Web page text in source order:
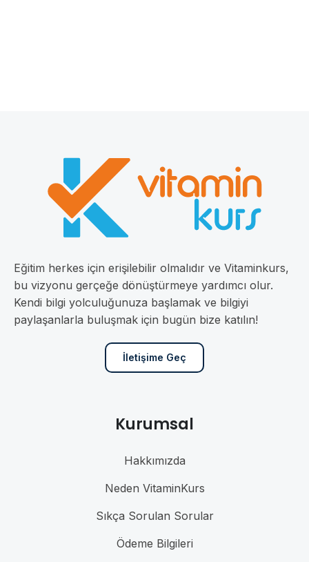
Eğitim herkes için erişilebilir olmalıdır ve Vitaminkurs,
bu vizyonu gerçeğe dönüştürmeye yardımcı olur.
Kendi bilgi yolculuğunuza başlamak ve bilgiyi
paylaşanlarla buluşmak için bugün bize katılın!
İletişime Geç
Kurumsal
Hakkımızda
Neden VitaminKurs
Sıkça Sorulan Sorular
Ödeme Bilgileri